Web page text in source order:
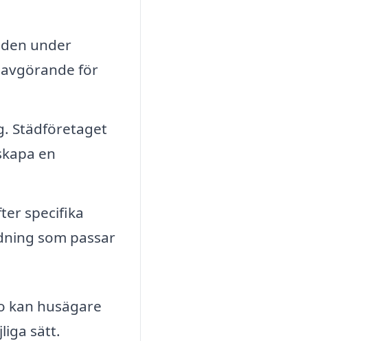
under
för
Städföretaget
en
specifika
som passar
kan husägare
sätt.